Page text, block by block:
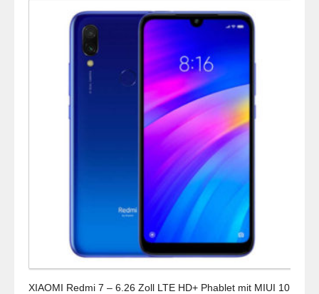
XIAOMI Redmi 7 – 6.26 Zoll LTE HD+ Phablet mit MIUI 10